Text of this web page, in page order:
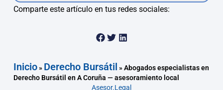
Comparte este artículo en tus redes sociales:
Inicio» Derecho Bursátil »Abogados especialistas en
Derecho Bursátil en A Coruña — asesoramiento local
Asesor.Legal